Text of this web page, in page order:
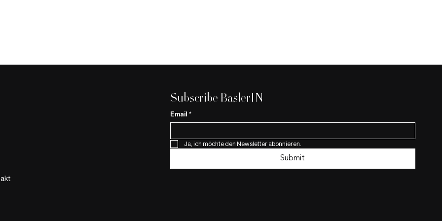
Subscribe BaslerIN
Email *
Ja, ich möchte den Newsletter abonnieren.
Submit